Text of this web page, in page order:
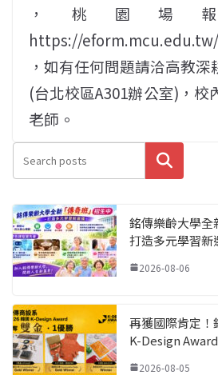
，桃園場
https://
，如有任何問題請洽高教深
(台北校區A301辦公室)，校
老師。
搜尋
銘傳樂齡大學全
打造多元學習新
2026-08-06
再獲國際肯定！
K-Design
2026-08-05